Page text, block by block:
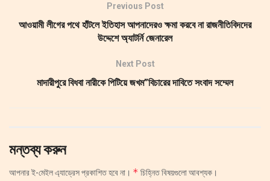
Previous Post
আওয়ামী লীগের পথে হাঁটলে ইতিহাস আপনাদেরও ক্ষমা করবে না রাজনীতিবিদদের
উদ্দেশে অ্যাটর্নি জেনারেল
Next Post
মাদারীপুরে বিধবা নারীকে পিটিয়ে জখম”বিচারের দাবিতে সংবাদ সম্মেল
মন্তব্য করুন
আপনার ই-মেইল এ্যাড্রেস প্রকাশিত হবে না। * চিহ্নিত বিষয়গুলো আবশ্যক।